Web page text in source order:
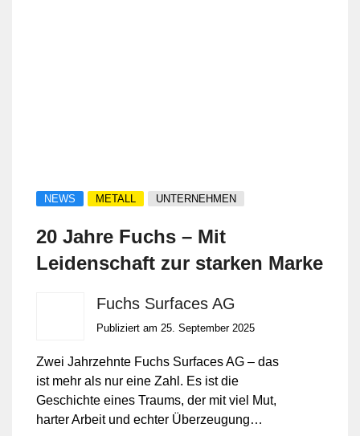
NEWS METALL UNTERNEHMEN
20 Jahre Fuchs – Mit
Leidenschaft zur starken Marke
Fuchs Surfaces AG
Publiziert am 25. September 2025
Zwei Jahrzehnte Fuchs Surfaces AG – das
ist mehr als nur eine Zahl. Es ist die
Geschichte eines Traums, der mit viel Mut,
harter Arbeit und echter Überzeugung